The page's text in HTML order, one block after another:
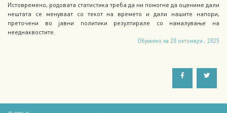
Истовремено, родовата статистика треба да ни помогне да оцениме дали
нештата се менуваат со текот на времето и дали нашите напори,
преточени во јавни политики резултирале со намалување на
нееднаквостите.
Објавено на 20 октомври , 2025